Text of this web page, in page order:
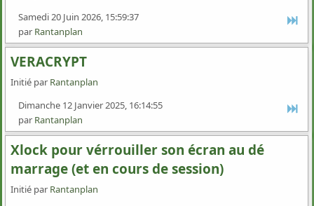
Samedi 20 Juin 2026, 15:59:37
par Rantanplan
VERACRYPT
Initié par Rantanplan
Dimanche 12 Janvier 2025, 16:14:55
par Rantanplan
Xlock pour vérrouiller son écran au dé
marrage (et en cours de session)
Initié par Rantanplan